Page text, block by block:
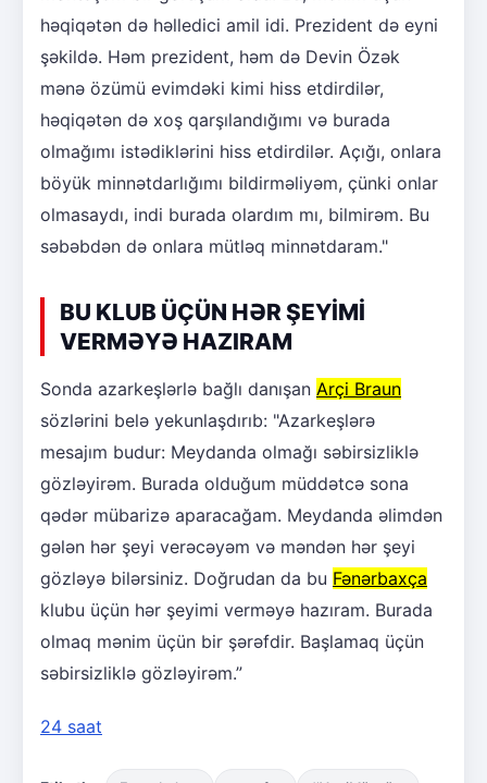
həqiqətən də həlledici amil idi. Prezident də eyni
şəkildə. Həm prezident, həm də Devin Özək
mənə özümü evimdəki kimi hiss etdirdilər,
həqiqətən də xoş qarşılandığımı və burada
olmağımı istədiklərini hiss etdirdilər. Açığı, onlara
böyük minnətdarlığımı bildirməliyəm, çünki onlar
olmasaydı, indi burada olardım mı, bilmirəm. Bu
səbəbdən də onlara mütləq minnətdaram."
BU KLUB ÜÇÜN HƏR ŞEYİMİ
VERMƏYƏ HAZIRAM
Sonda azarkeşlərlə bağlı danışan Arçi Braun
sözlərini belə yekunlaşdırıb: "Azarkeşlərə
mesajım budur: Meydanda olmağı səbirsizliklə
gözləyirəm. Burada olduğum müddətcə sona
qədər mübarizə aparacağam. Meydanda əlimdən
gələn hər şeyi verəcəyəm və məndən hər şeyi
gözləyə bilərsiniz. Doğrudan da bu Fənərbaxça
klubu üçün hər şeyimi verməyə hazıram. Burada
olmaq mənim üçün bir şərəfdir. Başlamaq üçün
səbirsizliklə gözləyirəm.”
24 saat